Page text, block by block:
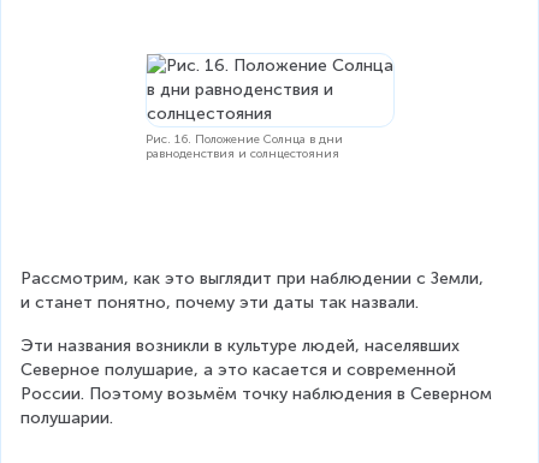
Рис. 16. Положение Солнца в дни
равноденствия и солнцестояния
Рассмотрим, как это выглядит при наблюдении с Земли,
и станет понятно, почему эти даты так назвали.
Эти названия возникли в культуре людей, населявших
Северное полушарие, а это касается и современной
России. Поэтому возьмём точку наблюдения в Северном
полушарии.